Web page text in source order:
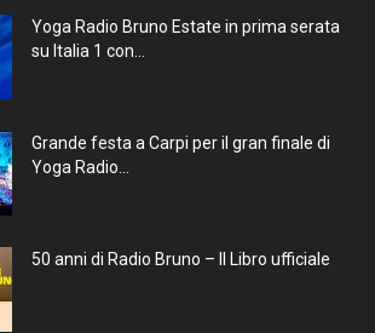
Yoga Radio Bruno Estate in prima serata
su Italia 1 con...
Grande festa a Carpi per il gran finale di
Yoga Radio...
50 anni di Radio Bruno – Il Libro ufficiale